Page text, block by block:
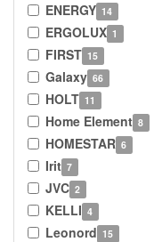
ENERGY 14
ERGOLUX 1
FIRST 15
Galaxy 66
HOLT 11
Home Element 8
HOMESTAR 6
Irit 7
JVC 2
KELLI 4
Leonord 15